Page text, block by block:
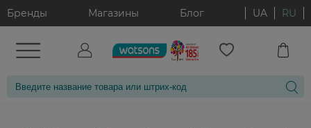
Бренды Магазины Блог UA RU